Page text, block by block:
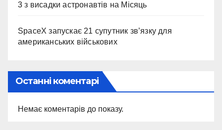
3 з висадки астронавтів на Місяць
SpaceX запускає 21 супутник зв’язку для
американських військових
Останні коментарі
Немає коментарів до показу.